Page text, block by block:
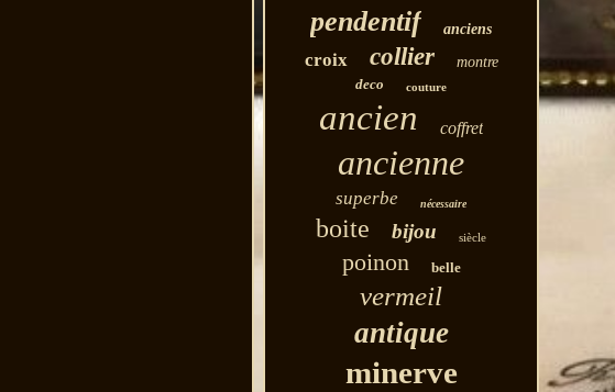
pendentif anciens
croix collier
montre
deco
couture
ancien coffret
ancienne
superbe nécessaire
boite bijou siècle
poinon belle
vermeil
antique
minerve